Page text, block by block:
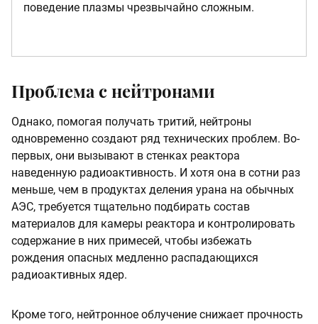
поведение плазмы чрезвычайно сложным.
Проблема с нейтронами
Однако, помогая получать тритий, нейтроны
одновременно создают ряд технических проблем. Во-
первых, они вызывают в стенках реактора
наведенную радиоактивность. И хотя она в сотни раз
меньше, чем в продуктах деления урана на обычных
АЭС, требуется тщательно подбирать состав
материалов для камеры реактора и контролировать
содержание в них примесей, чтобы избежать
рождения опасных медленно распадающихся
радиоактивных ядер.
Кроме того, нейтронное облучение снижает прочность